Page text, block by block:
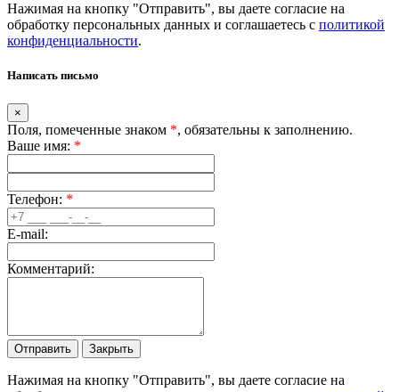
Нажимая на кнопку "Отправить", вы даете согласие на
обработку персональных данных и соглашаетесь c политикой
конфиденциальности.
Написать письмо
×
Поля, помеченные знаком *, обязательны к заполнению.
Ваше имя: *
Телефон: *
E-mail:
Комментарий:
Закрыть
Нажимая на кнопку "Отправить", вы даете согласие на